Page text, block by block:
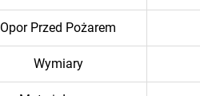
Opor Przed Pożarem
Wymiary